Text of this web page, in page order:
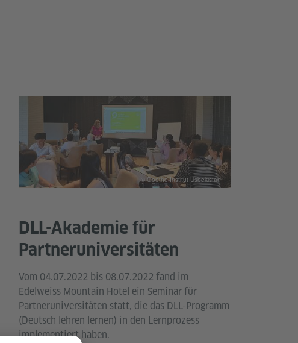
DLL-Akademie für
Partneruniversitäten
Vom 04.07.2022 bis 08.07.2022 fand im
Edelweiss Mountain Hotel ein Seminar für
Partneruniversitäten statt, die das DLL-Programm
(Deutsch lehren lernen) in den Lernprozess
implementiert haben.
© Goethe-Institut Usbekistan